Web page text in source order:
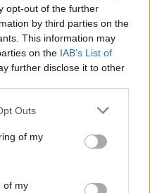
opt-out of the further
by third parties on the
This information may
on the IAB’s List of
further disclose it to other
Outs
of my
of my
peuvent être gênantes
précieux remèdes
plus qu’un lointain
est différent et ce